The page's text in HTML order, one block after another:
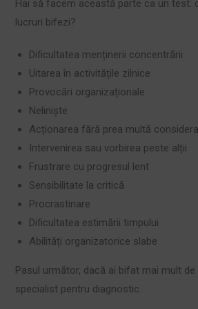
Hai să facem această parte ca un test:
lucruri bifezi?
Dificultatea menținerii concentrării
Uitarea în activitățile zilnice
Provocări organizaționale
Neliniște
Acționarea fără prea multă
Intervenirea sau vorbirea peste alții
Frustrare cu progresul lent
Sensibilitate la critică
Procrastinare
Dificultatea estimării timpului
Abilități organizatorice slabe
Pasul următor, dacă ai bifat mai mult
specialist pentru diagnostic.